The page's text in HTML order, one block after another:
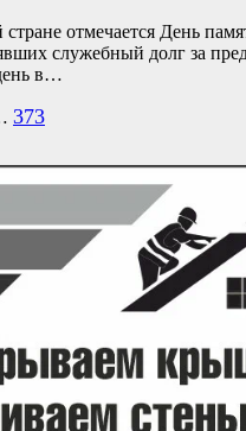
отмечается День
служебный долг за
в…
373